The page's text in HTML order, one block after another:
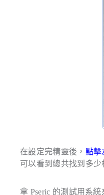
在設定完精靈後， 點擊
可以看到總共找到多少
拿 Pseric 的測試用系